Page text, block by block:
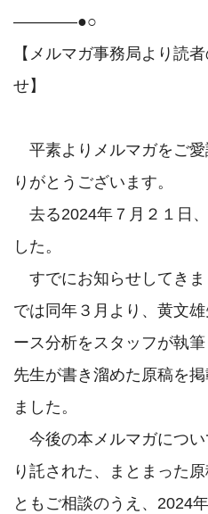
――――●○
【メルマガ事務局より読
せ】
平素よりメルマガをご
りがとうございます。
去る2024年７月２１日
した。
すでにお知らせしてき
では同年３月より、黄文
ース分析をスタッフが執
先生が書き溜めた原稿を
ました。
今後の本メルマガについ
り託された、まとまった
ともご相談のうえ、2024